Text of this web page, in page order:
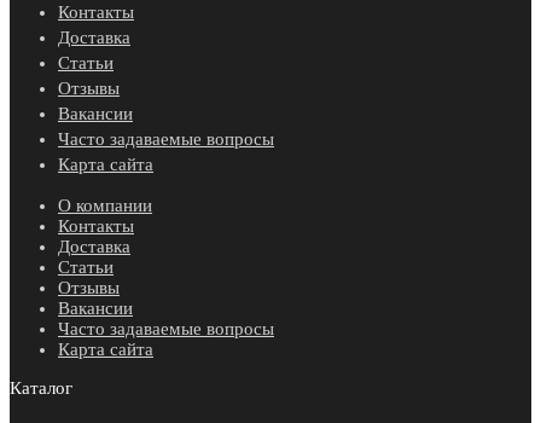
Контакты
Доставка
Статьи
Отзывы
Вакансии
Часто задаваемые вопросы
Карта сайта
О компании
Контакты
Доставка
Статьи
Отзывы
Вакансии
Часто задаваемые вопросы
Карта сайта
Каталог